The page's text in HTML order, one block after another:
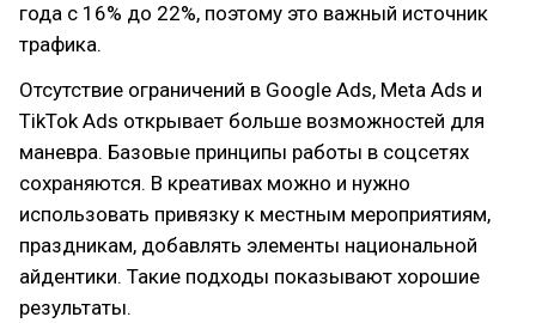
года с 16% до 22%, поэтому это важный источник
трафика.
Отсутствие ограничений в Google Ads, Meta Ads и
TikTok Ads открывает больше возможностей для
маневра. Базовые принципы работы в соцсетях
сохраняются. В креативах можно и нужно
использовать привязку к местным мероприятиям,
праздникам, добавлять элементы национальной
айдентики. Такие подходы показывают хорошие
результаты.